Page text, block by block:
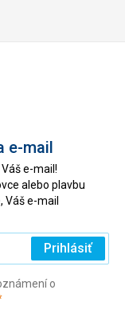
e-mail
e-mail!
alebo plavbu
Váš e-mail
Prihlásiť
o
(povinné)